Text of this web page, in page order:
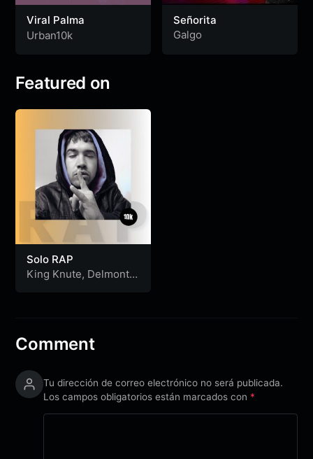
Viral Palma
Urban10k
Señorita
Galgo
Featured on
Solo RAP
King Knute, Delmonte
Comment
Tu dirección de correo electrónico no será publicada.
Los campos obligatorios están marcados con *